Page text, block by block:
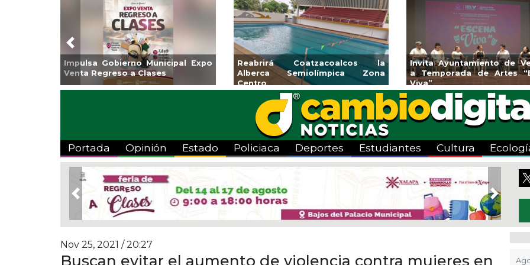
Aplicará CMAS el Programa de
Tandeo durante agosto
Guarniciones y banquetas para la
colonia El Mango en Pánuco
Emprendedores de
exponen en
Bicentenario
Previous
Portada Opinión Estado Policiaca Deportes Estudiantes Cultura
Previous Next
Nov 25, 2021 / 20:27
Buscan evitar el aumento de violencia contra mujeres en